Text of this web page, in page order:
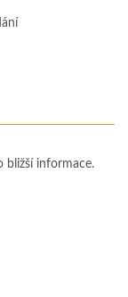
bližší informace.